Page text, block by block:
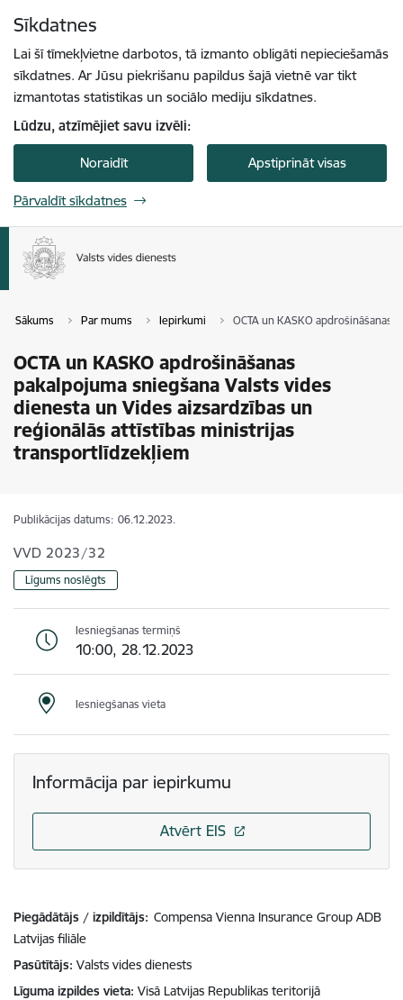
Sīkdatnes
Lai šī tīmekļvietne darbotos, tā izmanto obligāti nepieciešamās
sīkdatnes. Ar Jūsu piekrišanu papildus šajā vietnē var tikt
izmantotas statistikas un sociālo mediju sīkdatnes.
Lūdzu, atzīmējiet savu izvēli:
Noraidīt Apstiprināt visas
Pārvaldīt sīkdatnes
Sākums Par mums Iepirkumi OCTA un KASKO
OCTA un KASKO apdrošināšanas
pakalpojuma sniegšana Valsts vides
dienesta un Vides aizsardzības un
reģionālās attīstības ministrijas
transportlīdzekļiem
Publikācijas datums: 06.12.2023.
VVD 2023/32
Līgums noslēgts
Iesniegšanas termiņš
10:00, 28.12.2023
Iesniegšanas vieta
Informācija par iepirkumu
Atvērt EIS
Piegādātājs / izpildītājs: Compensa Vienna Insurance Group ADB
Latvijas filiāle
Pasūtītājs Valsts vides dienests
Līguma izpildes vieta Visā Latvijas Republikas teritorijā